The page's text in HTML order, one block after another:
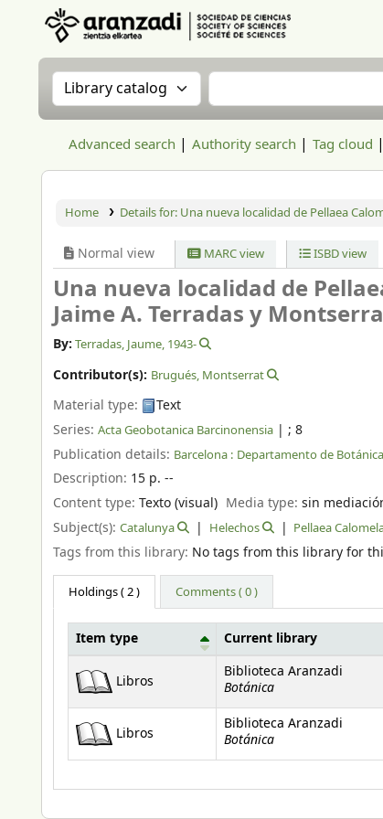
Search the catalog by:Search the catalog
Advanced search Authority search Tag cloud
Home Details for: Una nueva localidad de Pellaea
Normal view MARC view ISBD view
Una nueva localidad de
Jaime A. Terradas y
By: Terradas, Jaume, 1943-
Contributor(s): Brugués, Montserrat
Material type:
Text
Series: Acta Geobotanica Barcinonensia | ; 8
Publication details: Barcelona : Departamento de
Description: 15 p. --
Content type: Texto (visual) Media type:sin
Subject(s): Catalunya Helechos Pellaea
Tags from this library: No tags from this library for
Holdings( 2 ) Comments ( 0 )
Item type Current library
Libros
Biblioteca Aranzadi
Botánica
Libros
Biblioteca Aranzadi
Botánica